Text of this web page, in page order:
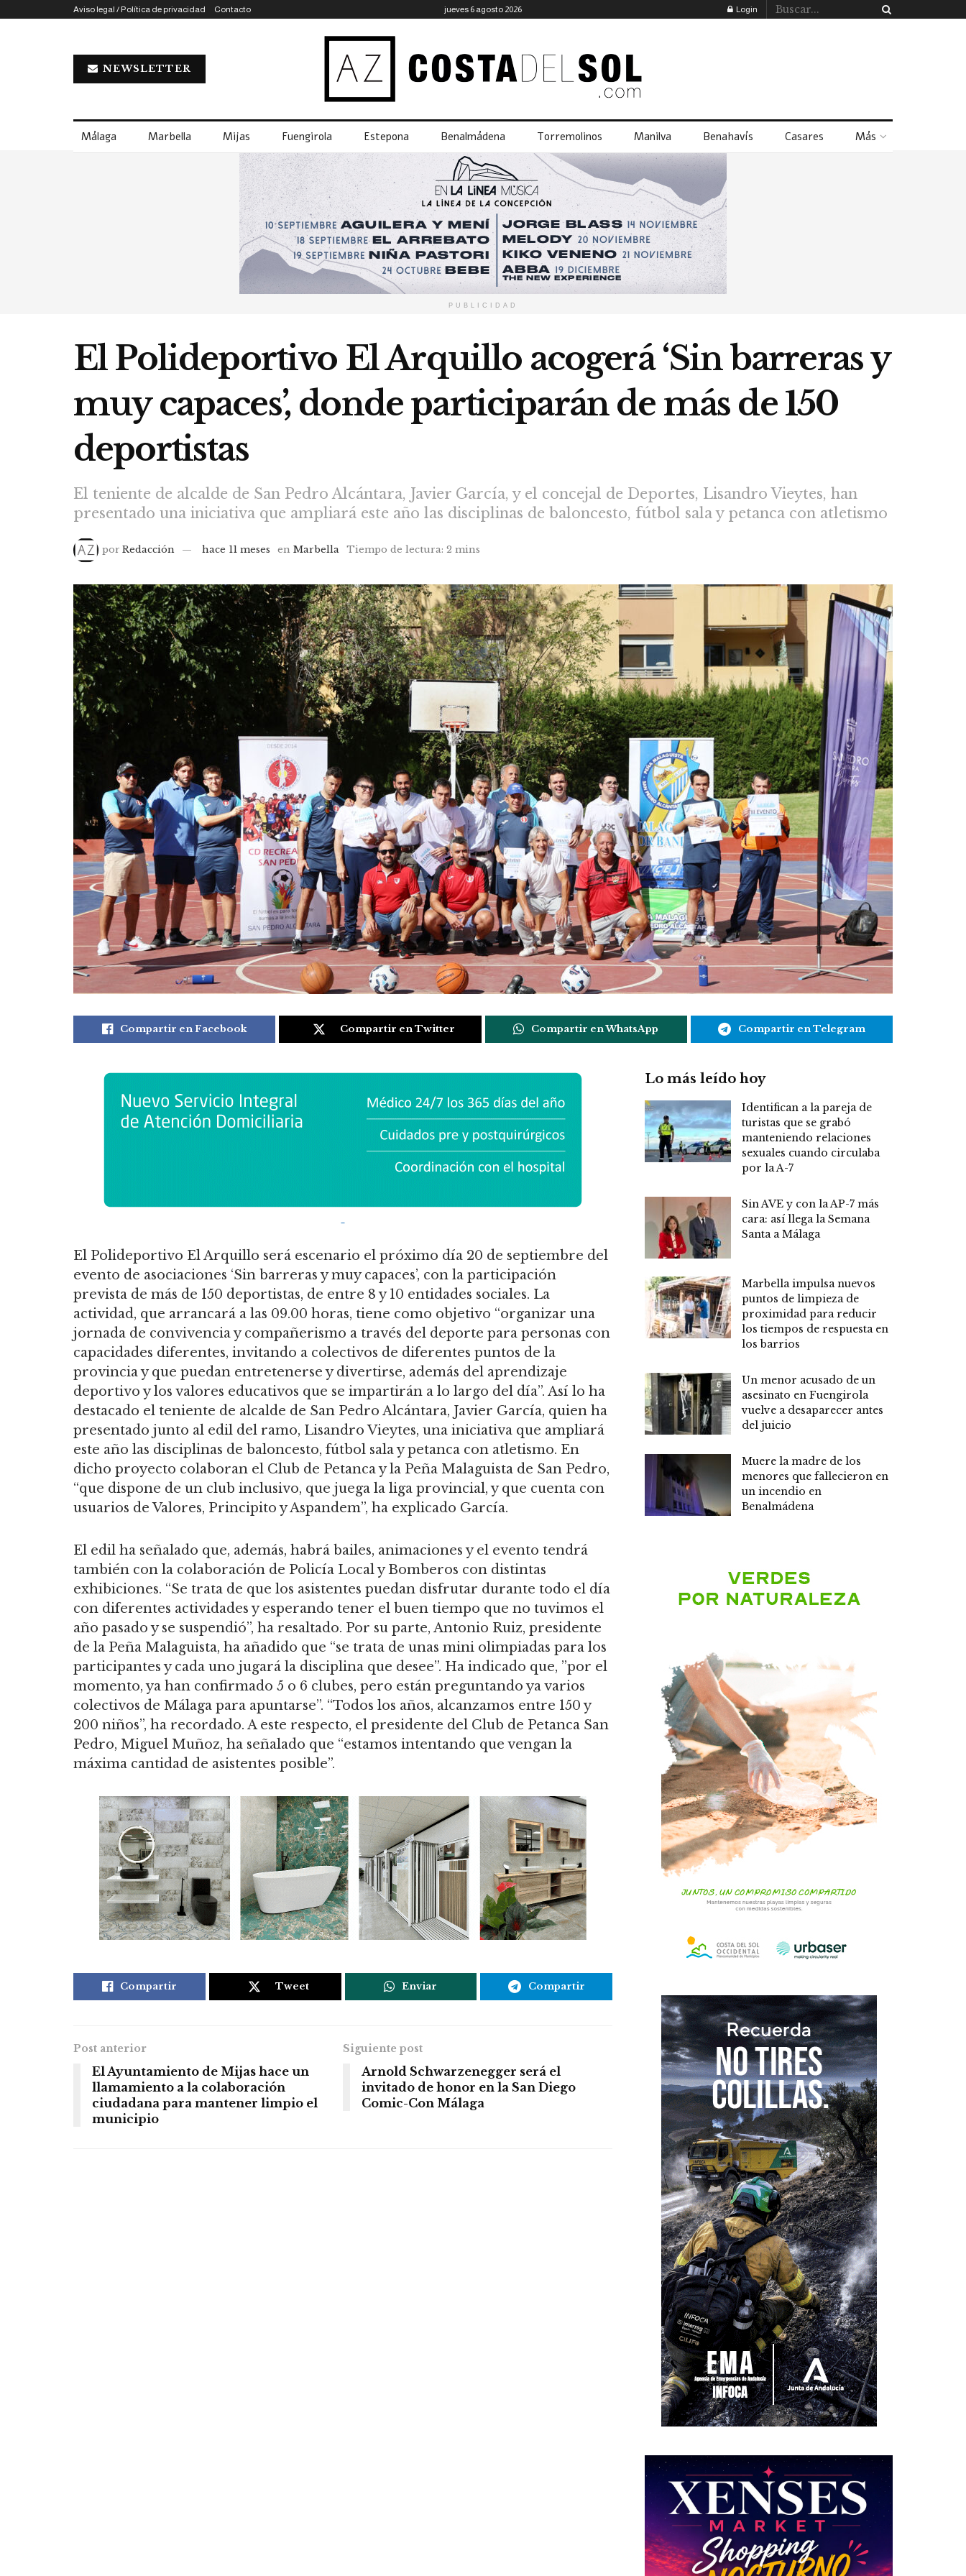
Aviso legal / Política de privacidad Contacto jueves 6 agosto 2026 Login
NEWSLETTER
Málaga Marbella Mijas Fuengirola Estepona Benalmádena Torremolinos Manilva Benahavís Casares Más
PUBLICIDAD
El Polideportivo El Arquillo acogerá ‘Sin barreras y
muy capaces’, donde participarán de más de 150
deportistas
El teniente de alcalde de San Pedro Alcántara, Javier García, y el concejal de Deportes, Lisandro Vieytes, han
presentado una iniciativa que ampliará este año las disciplinas de baloncesto, fútbol sala y petanca con atletismo
por Redacción hace 11 meses en Marbella Tiempo de lectura: 2 mins
Compartir en Facebook Compartir en Twitter Compartir en WhatsApp Compartir en Telegram
El Polideportivo El Arquillo será escenario el próximo día 20 de septiembre del
evento de asociaciones ‘Sin barreras y muy capaces’, con la participación
prevista de más de 150 deportistas, de entre 8 y 10 entidades sociales. La
actividad, que arrancará a las 09.00 horas, tiene como objetivo “organizar una
jornada de convivencia y compañerismo a través del deporte para personas con
capacidades diferentes, invitando a colectivos de diferentes puntos de la
provincia y que puedan entretenerse y divertirse, además del aprendizaje
deportivo y los valores educativos que se impartirán a lo largo del día”. Así lo ha
destacado el teniente de alcalde de San Pedro Alcántara, Javier García, quien ha
presentado junto al edil del ramo, Lisandro Vieytes, una iniciativa que ampliará
este año las disciplinas de baloncesto, fútbol sala y petanca con atletismo. En
dicho proyecto colaboran el Club de Petanca y la Peña Malaguista de San Pedro,
“que dispone de un club inclusivo, que juega la liga provincial, y que cuenta con
usuarios de Valores, Principito y Aspandem”, ha explicado García.
El edil ha señalado que, además, habrá bailes, animaciones y el evento tendrá
también con la colaboración de Policía Local y Bomberos con distintas
exhibiciones. “Se trata de que los asistentes puedan disfrutar durante todo el día
con diferentes actividades y esperando tener el buen tiempo que no tuvimos el
año pasado y se suspendió”, ha resaltado. Por su parte, Antonio Ruiz, presidente
de la Peña Malaguista, ha añadido que “se trata de unas mini olimpiadas para los
participantes y cada uno jugará la disciplina que desee”. Ha indicado que, ”por el
momento, ya han confirmado 5 o 6 clubes, pero están preguntando ya varios
colectivos de Málaga para apuntarse”. “Todos los años, alcanzamos entre 150 y
200 niños”, ha recordado. A este respecto, el presidente del Club de Petanca San
Pedro, Miguel Muñoz, ha señalado que “estamos intentando que vengan la
máxima cantidad de asistentes posible”.
Compartir Tweet Enviar Compartir
Post anterior
El Ayuntamiento de Mijas hace un
llamamiento a la colaboración
ciudadana para mantener limpio el
municipio
Siguiente post
Arnold Schwarzenegger será el
invitado de honor en la San Diego
Comic-Con Málaga
Lo más leído hoy
Identifican a la pareja de
turistas que se grabó
manteniendo relaciones
sexuales cuando circulaba
por la A-7
Sin AVE y con la AP-7 más
cara: así llega la Semana
Santa a Málaga
Marbella impulsa nuevos
puntos de limpieza de
proximidad para reducir
los tiempos de respuesta en
los barrios
Un menor acusado de un
asesinato en Fuengirola
vuelve a desaparecer antes
del juicio
Muere la madre de los
menores que fallecieron en
un incendio en
Benalmádena